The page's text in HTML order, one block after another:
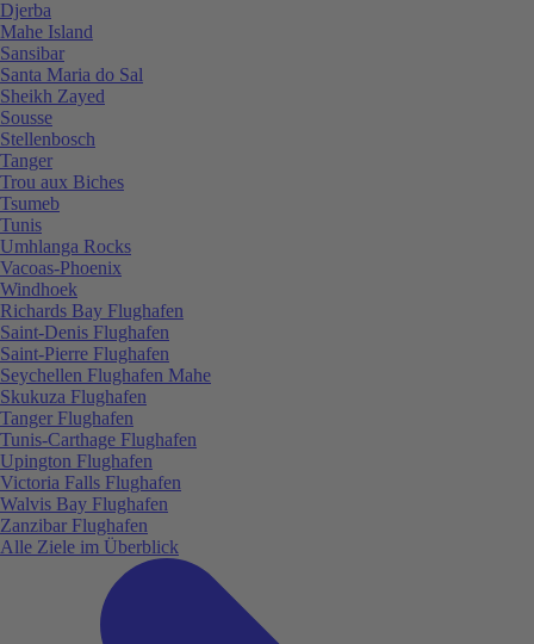
Djerba
Mahe Island
Sansibar
Santa Maria do Sal
Sheikh Zayed
Sousse
Stellenbosch
Tanger
Trou aux Biches
Tsumeb
Tunis
Umhlanga Rocks
Vacoas-Phoenix
Windhoek
Richards Bay Flughafen
Saint-Denis Flughafen
Saint-Pierre Flughafen
Seychellen Flughafen Mahe
Skukuza Flughafen
Tanger Flughafen
Tunis-Carthage Flughafen
Upington Flughafen
Victoria Falls Flughafen
Walvis Bay Flughafen
Zanzibar Flughafen
Alle Ziele im Überblick